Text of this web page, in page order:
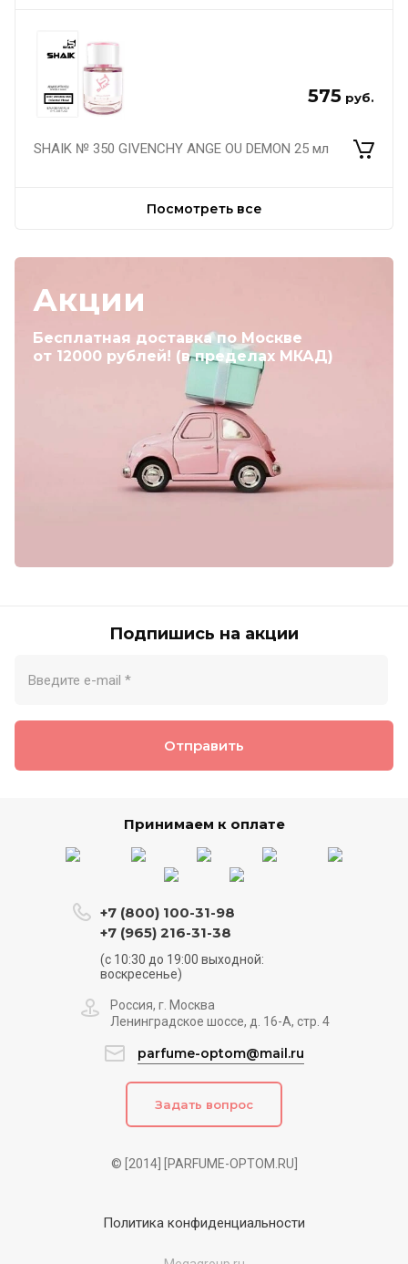
575 руб.
SHAIK № 350 GIVENCHY ANGE OU DEMON 25 мл
Посмотреть все
Акции
Бесплатная доставка по Москве
от 12000 рублей! (в пределах МКАД)
Подпишись на акции
Отправить
Принимаем к оплате
© [2014] [PARFUME-OPTOM.RU]
+7 (800) 100-31-98
+7 (965) 216-31-38
(с 10:30 до 19:00 выходной:
воскресенье)
Россия, г. Москва
Ленинградское шоссе, д. 16-А, стр. 4
parfume-optom@mail.ru
Задать вопрос
Политика конфиденциальности